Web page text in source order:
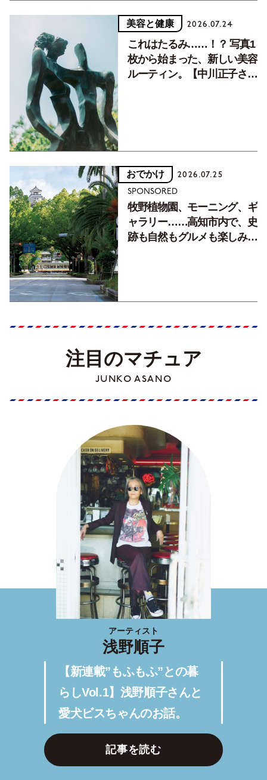
美容と健康 2026.07.24
これはたるみ……！？ 写真1
枚から始まった、新しい美容
ルーティン。【中川正子さん
おでかけ 2026.07.25
SPONSORED
牧野植物園、モーニング、ギ
ャラリー……高知市内で、史
跡も自然もグルメも楽しみ尽
注目のマチュア
JUNKO ASANO
アーティスト
浅野順子
【新連載”もふもふ”との暮
らしVol.1】浅野順子さんと
愛犬ビスちゃんのお話。
記事を読む